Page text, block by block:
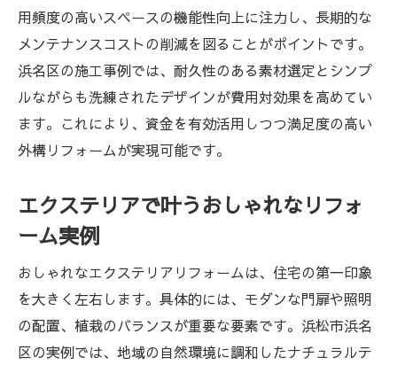
用頻度の高いスペースの機能性向上に注力し、長期的な
メンテナンスコストの削減を図ることがポイントです。
浜名区の施工事例では、耐久性のある素材選定とシンプ
ルながらも洗練されたデザインが費用対効果を高めてい
ます。これにより、資金を有効活用しつつ満足度の高い
外構リフォームが実現可能です。
エクステリアで叶うおしゃれなリフォ
ーム実例
おしゃれなエクステリアリフォームは、住宅の第一印象
を大きく左右します。具体的には、モダンな門扉や照明
の配置、植栽のバランスが重要な要素です。浜松市浜名
区の実例では、地域の自然環境に調和したナチュラルテ